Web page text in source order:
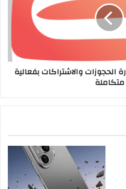
الحجوزات والاشتراكات بفعالية
متكاملة